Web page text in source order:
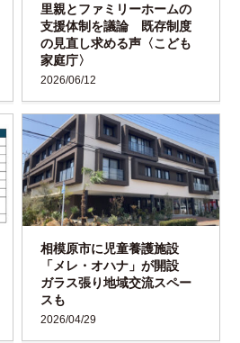
2026/06/12
里親とファミリーホームの
支援体制を議論 既存制度
の見直し求める声〈こども
家庭庁〉
2026/04/29
相模原市に児童養護施設
「メレ・オハナ」が開設
ガラス張り地域交流スペー
スも